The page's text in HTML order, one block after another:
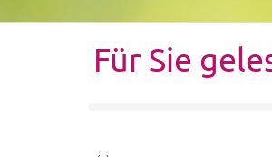
Für Sie